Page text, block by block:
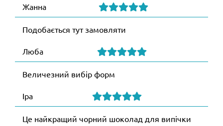
Жанна
Подобається тут замовляти
Люба
Величезний вибір форм
Іра
Це найкращий чорний шоколад для випічки